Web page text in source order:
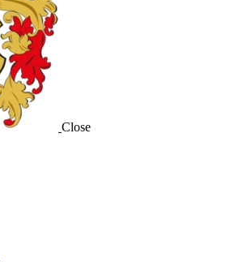
Close